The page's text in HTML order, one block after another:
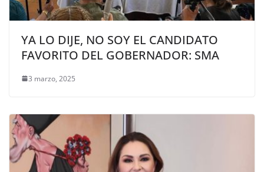
YA LO DIJE, NO SOY EL CANDIDATO
FAVORITO DEL GOBERNADOR: SMA
3 marzo, 2025